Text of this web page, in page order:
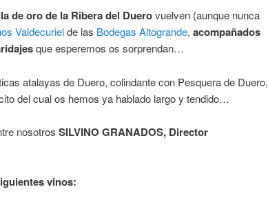
de oro de la Ribera del Duerovuelven (aunque nunca
Valdecurielde las Bodegas Altogrande, acompañados
que esperemos os sorprendan…
atalayas de Duero, colindante con Pesquera de Duero,
del cual os hemos ya hablado largo y tendido…
nosotros SILVINO GRANADOS, Director
vinos: